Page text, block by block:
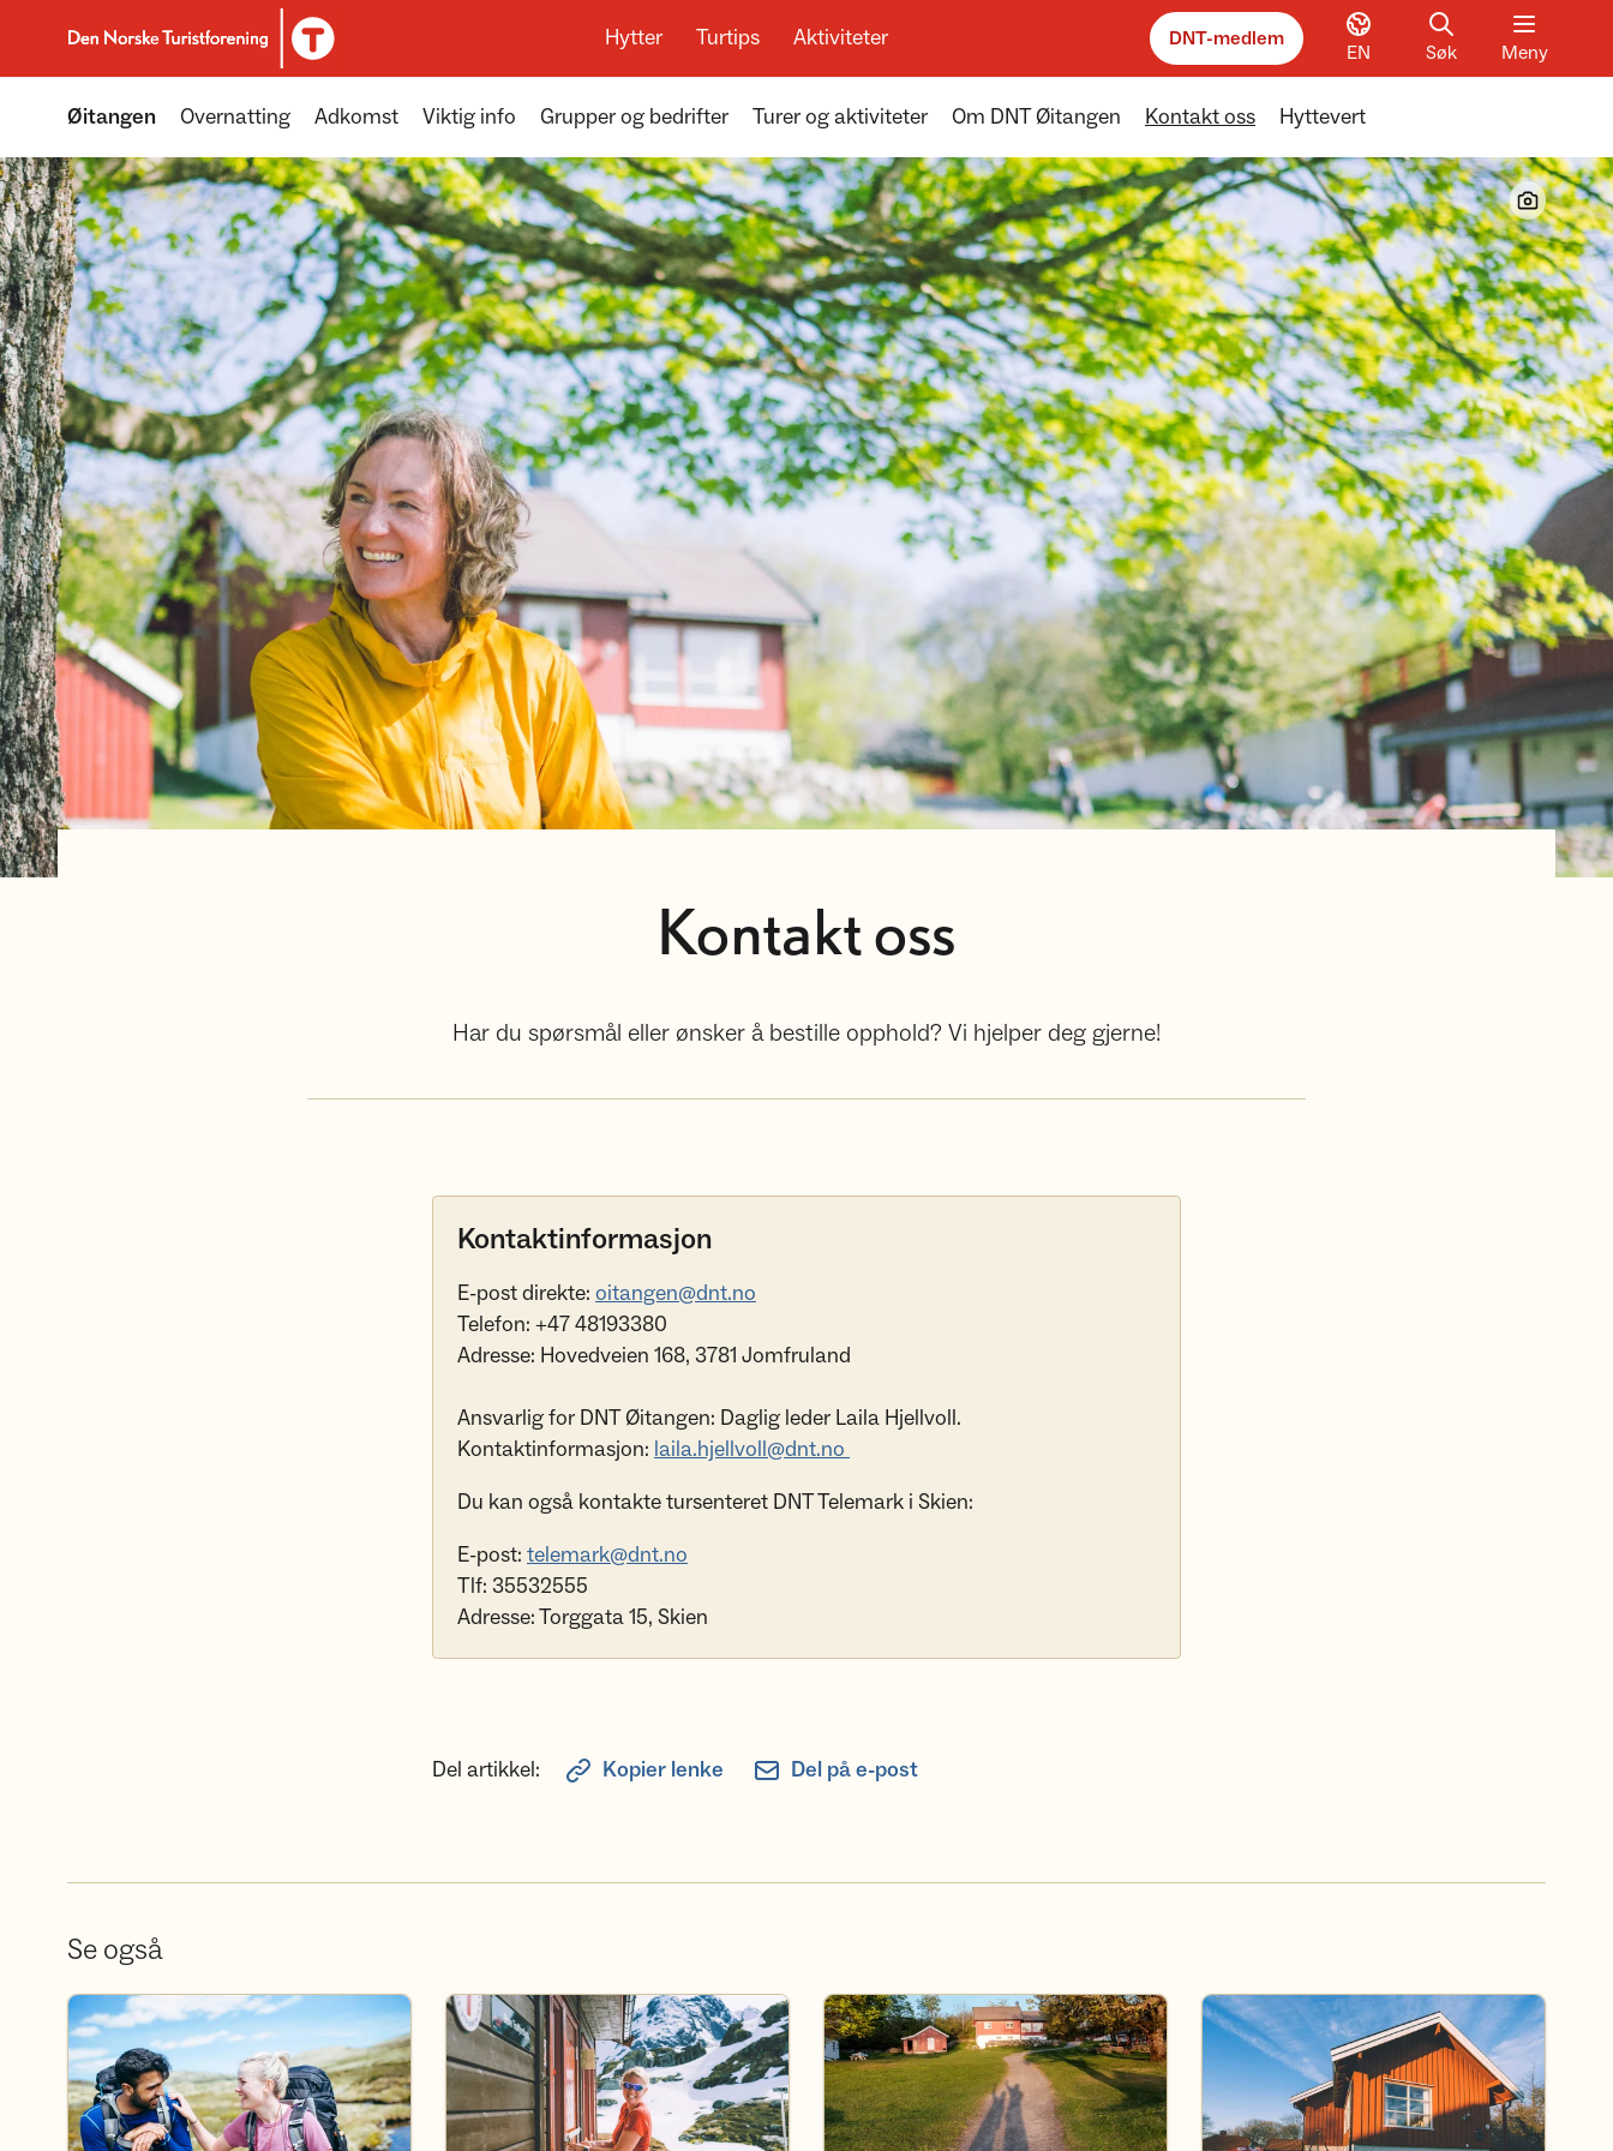
Til DNT.no forside
Hytter Turtips Aktiviteter DNT-medlem
EN Søk Meny
Øitangen Overnatting Adkomst Viktig info Grupper og bedrifter Turer og aktiviteter Om DNT Øitangen Kontakt oss Hyttevert
Kontakt oss
Har du spørsmål eller ønsker å bestille opphold? Vi hjelper deg gjerne!
Kontaktinformasjon
E-post direkte: oitangen@dnt.no
Telefon: +47 48193380
Adresse: Hovedveien 168, 3781 Jomfruland
Ansvarlig for DNT Øitangen: Daglig leder Laila Hjellvoll.
Kontaktinformasjon: laila.hjellvoll@dnt.no
Du kan også kontakte tursenteret DNT Telemark i Skien:
E-post: telemark@dnt.no
Tlf: 35532555
Adresse: Torggata 15, Skien
Del artikkel: Kopier lenke Del på e-post
Se også
Bli frivillig Bli medlem Adkomst Øitangen Om Øitangen